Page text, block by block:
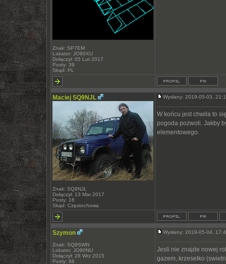
Znak: SP7EM
Lokator: JO90XU
Dołączył: 05 Lut 2017
Posty: 39
Skąd: PL
Maciej SQ9NJL
Znak: SQ9NJL
Dołączył: 13 Mar 2017
Posty: 16
Skąd: Częstochowa
Wysłany: 2019-05-03,
W końcu jest chwila to
pogoda pozwoli. Jakby
elementowego.
Szymon
Znak: SQ9SWN
Lokator: JO90NU
Dołączył: 28 Wrz 2015
Posty: 66
Wysłany: 2019-05-04,
Jesli nie znajde nowej
gazem, krzeselko